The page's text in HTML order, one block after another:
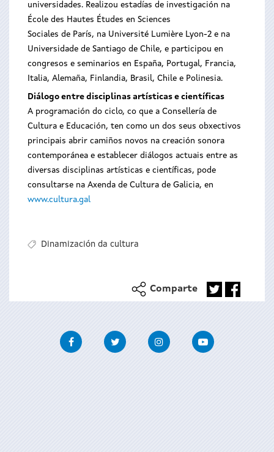
universidades. Realizou estadías de investigación na
École des Hautes Études en Sciences
Sociales de París, na Université Lumière Lyon-2 e na
Universidade de Santiago de Chile, e participou en
congresos e seminarios en España, Portugal, Francia,
Italia, Alemaña, Finlandia, Brasil, Chile e Polinesia.
Diálogo entre disciplinas artísticas e científicas
A programación do ciclo, co que a Consellería de
Cultura e Educación, ten como un dos seus obxectivos
principais abrir camiños novos na creación sonora
contemporánea e establecer diálogos actuais entre as
diversas disciplinas artísticas e científicas, pode
consultarse na Axenda de Cultura de Galicia, en
www.cultura.gal
Dinamización da cultura
Comparte
FacebookTwitter InstagramYoutube